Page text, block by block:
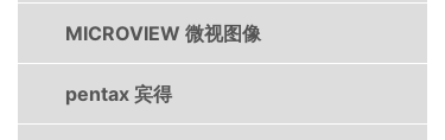
MICROVIEW 微视图像
pentax 宾得